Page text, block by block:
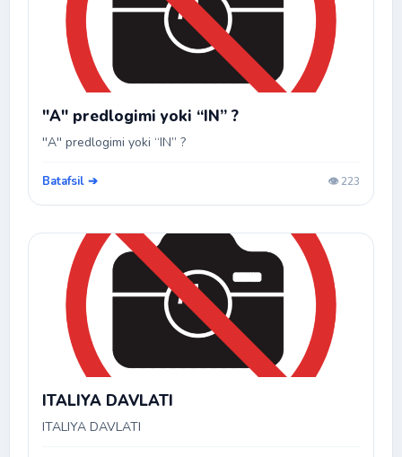
''A'' predlogimi yoki “IN” ?
''A'' predlogimi yoki “IN” ?
Batafsil ➔ 👁️ 223
ITALIYA DAVLATI
ITALIYA DAVLATI